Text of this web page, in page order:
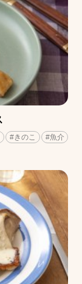
#きのこ #魚介